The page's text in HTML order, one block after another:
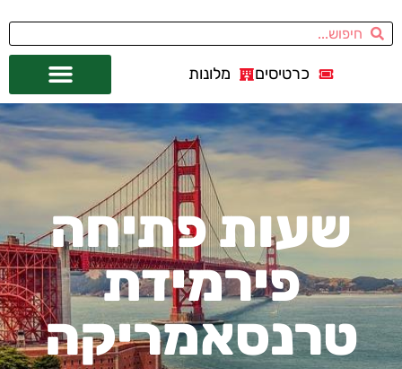
כרטיסים מלונות
שעות פתיחה
פירמידת
טרנסאמריקה